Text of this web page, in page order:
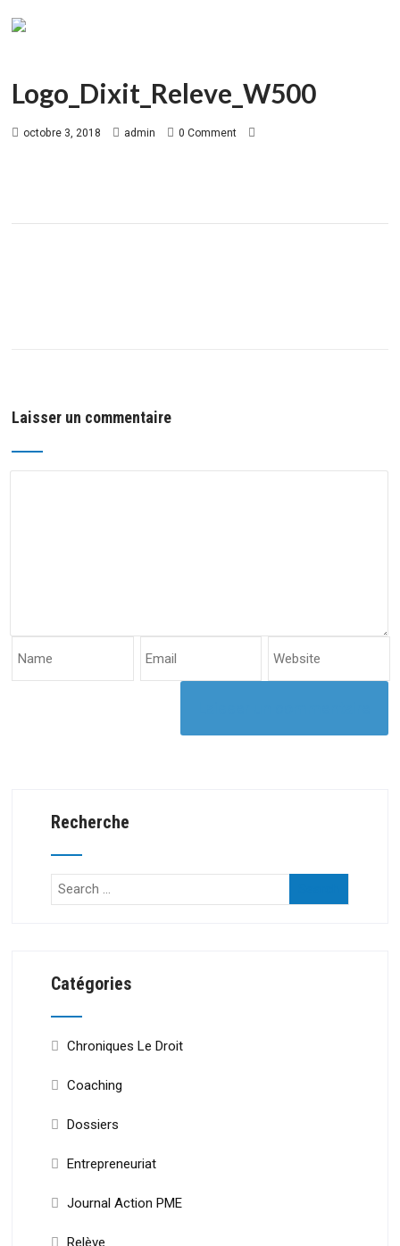
Logo_Dixit_Releve_W500
octobre 3, 2018 admin 0 Comment
Laisser un commentaire
Recherche
Catégories
Chroniques Le Droit
Coaching
Dossiers
Entrepreneuriat
Journal Action PME
Relève